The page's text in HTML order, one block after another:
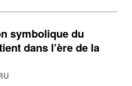
symbolique du
dans l’ère de la